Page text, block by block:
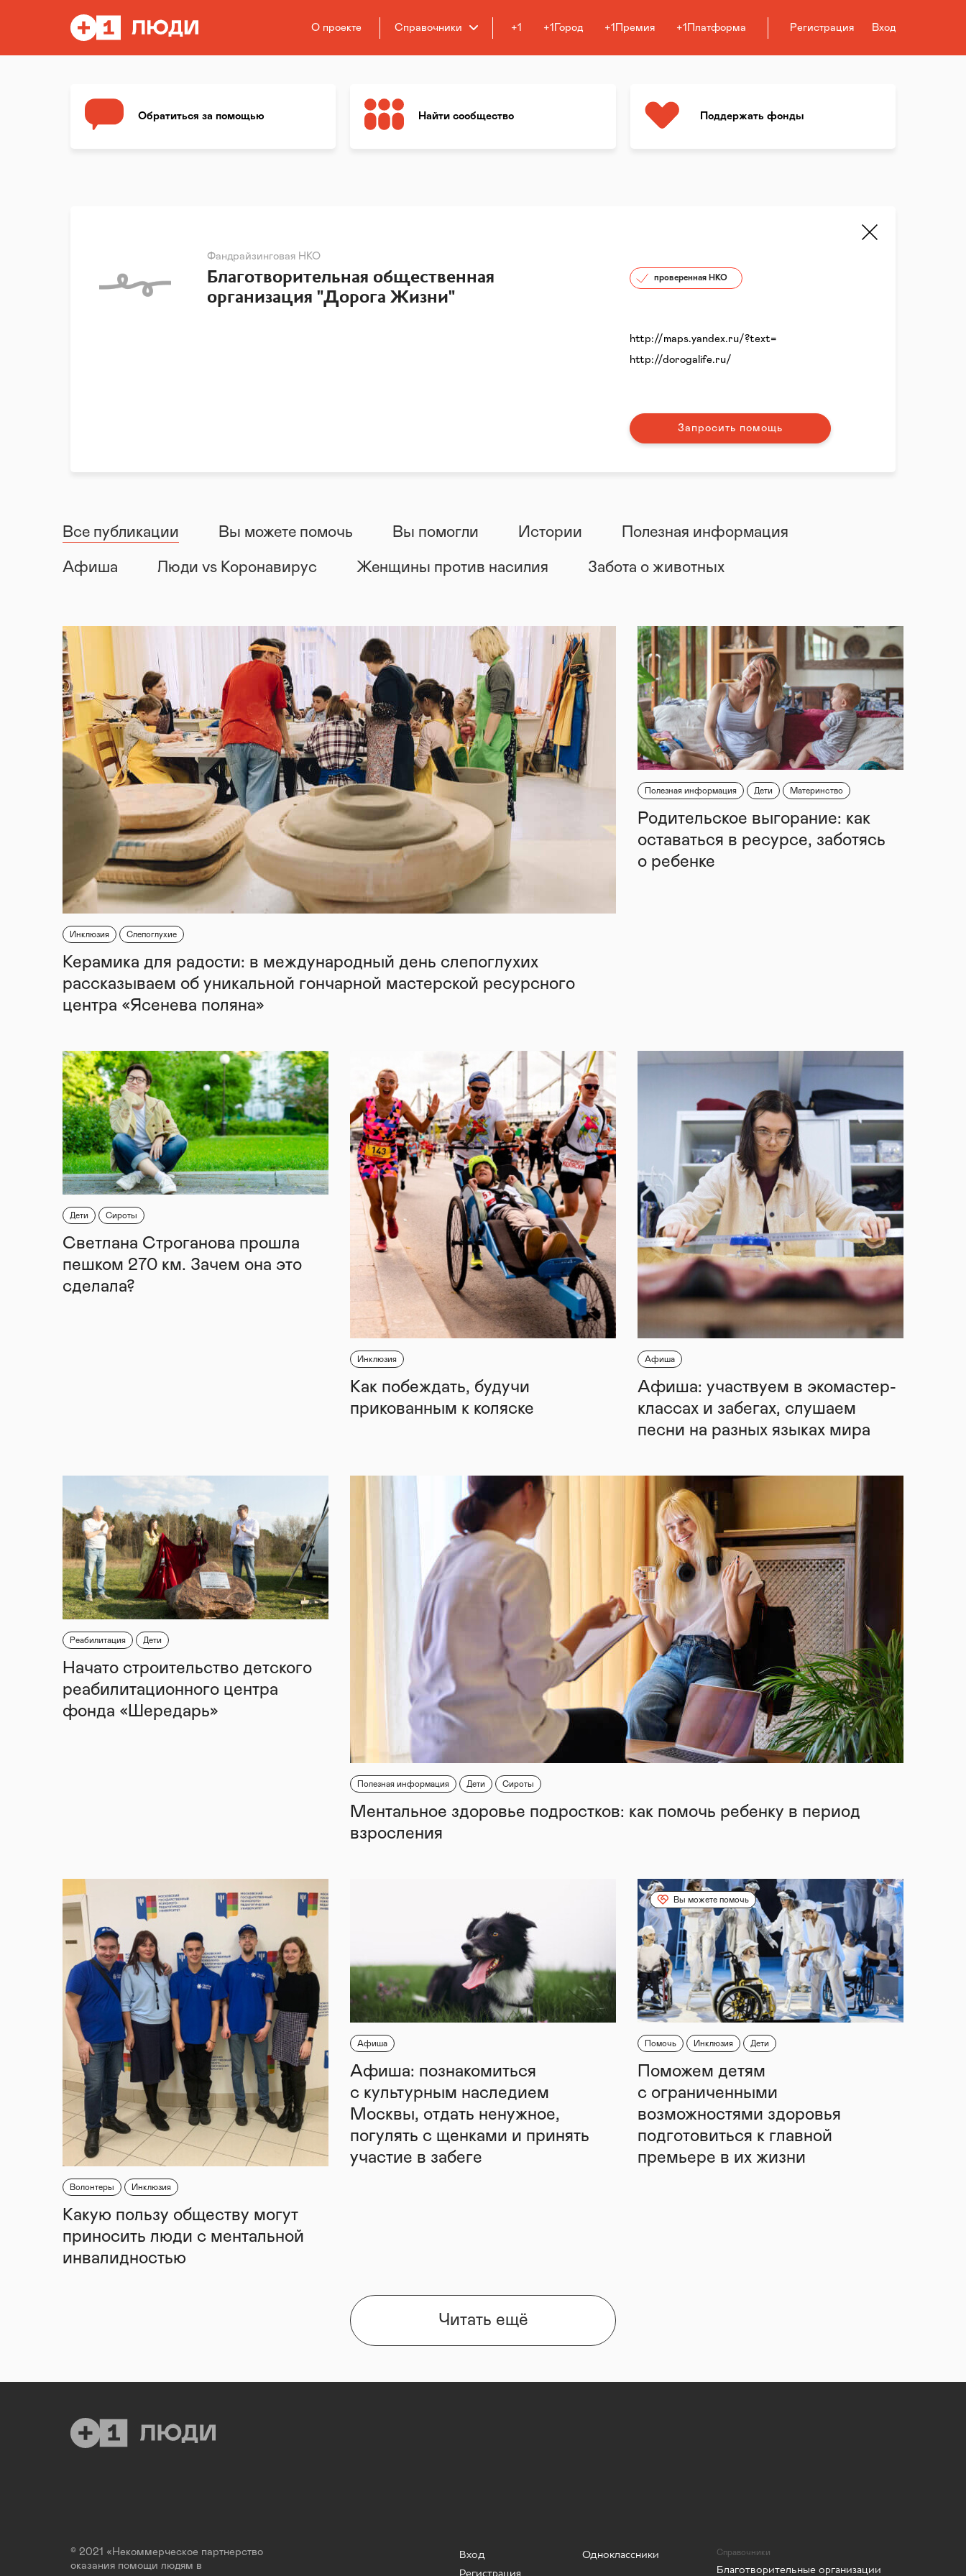
О проекте Справочники +1 +1Город +1Премия +1Платформа Регистрация Вход
Обратиться за помощью Найти сообщество Поддержать фонды
Фандрайзинговая НКО
Благотворительная общественная
организация "Дорога Жизни"
проверенная НКО
http://maps.yandex.ru/?text=
http://dorogalife.ru/
Запросить помощь
Все публикации Вы можете помочь Вы помогли Истории Полезная информация
Афиша Люди vs Коронавирус Женщины против насилия Забота о животных
Инклюзия Слепоглухие
Керамика для радости: в международный день слепоглухих
рассказываем об уникальной гончарной мастерской ресурсного
центра «Ясенева поляна»
Полезная информация Дети Материнство
Родительское выгорание: как
оставаться в ресурсе, заботясь
о ребенке
Дети Сироты
Светлана Строганова прошла
пешком 270 км. Зачем она это
сделала?
Инклюзия
Как побеждать, будучи
прикованным к коляске
Афиша
Афиша: участвуем в экомастер-
классах и забегах, слушаем
песни на разных языках мира
Реабилитация Дети
Начато строительство детского
реабилитационного центра
фонда «Шередарь»
Полезная информация Дети Сироты
Ментальное здоровье подростков: как помочь ребенку в период
взросления
Волонтеры Инклюзия
Какую пользу обществу могут
приносить люди с ментальной
инвалидностью
Афиша
Афиша: познакомиться
с культурным наследием
Москвы, отдать ненужное,
погулять с щенками и принять
участие в забеге
Вы можете помочь
Помочь Инклюзия Дети
Поможем детям
с ограниченными
возможностями здоровья
подготовиться к главной
премьере в их жизни
Читать ещё
© 2021 «Некоммерческое партнерство
оказания помощи людям в
Вход
Регистрация
Одноклассники Справочники
Благотворительные организации